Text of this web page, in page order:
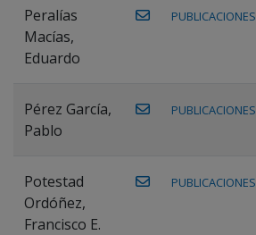
Peralías
Macías,
Eduardo
PUBLICACIONES
Pérez García,
Pablo
PUBLICACIONES
Potestad
Ordóñez,
Francisco E.
PUBLICACIONES